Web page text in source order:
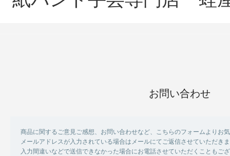
お問い合わせ
商品に関するご意見ご感想、お問い合わせなど、こちらのフォームよりお
メールアドレスが入力されている場合はメールにてご返信させていただき
入力間違いなどで送信できなかった場合にお電話させていただくこともご